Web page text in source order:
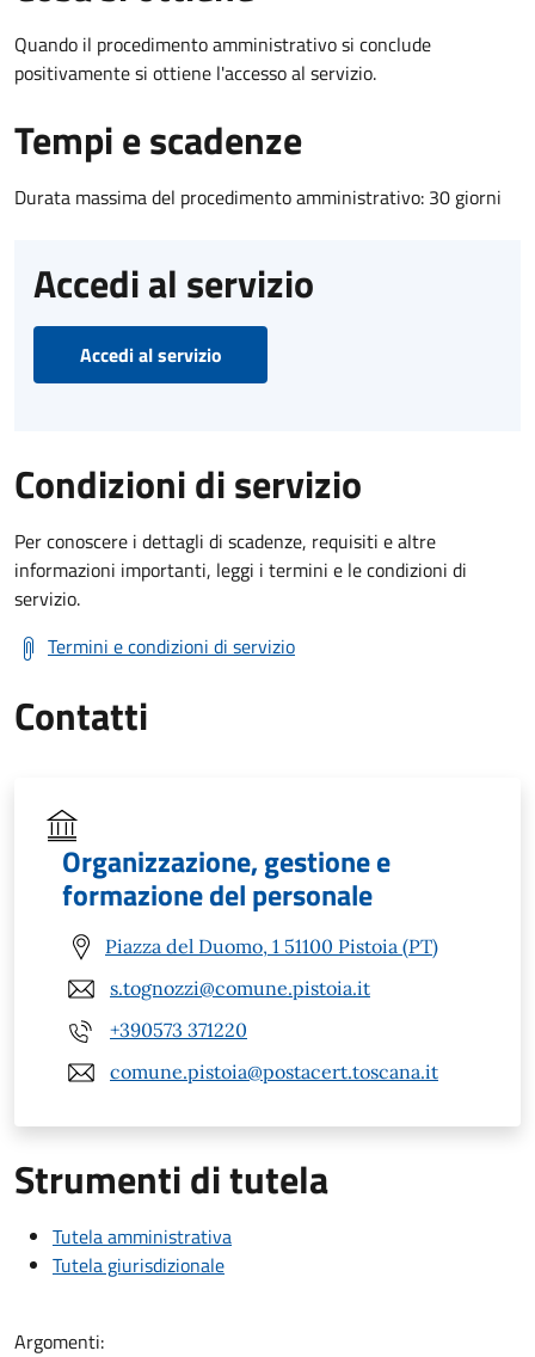
Quando il procedimento amministrativo si conclude
positivamente si ottiene l'accesso al servizio.
Tempi e scadenze
Durata massima del procedimento amministrativo: 30 giorni
Accedi al servizio
Accedi al servizio
Condizioni di servizio
Per conoscere i dettagli di scadenze, requisiti e altre
informazioni importanti, leggi i termini e le condizioni di
servizio.
Termini e condizioni di servizio
Contatti
Organizzazione, gestione e
formazione del personale
Piazza del Duomo, 1 51100 Pistoia (PT)
s.tognozzi@comune.pistoia.it
+390573 371220
comune.pistoia@postacert.toscana.it
Strumenti di tutela
Tutela amministrativa
Tutela giurisdizionale
Argomenti: